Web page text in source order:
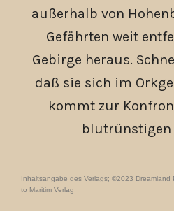
außerhalb von
Gefährten weit
Gebirge heraus.
daß sie sich im
kommt zur
blutrünstigen
Inhaltsangabe des Verlags; ©2023 Dreamland
to Maritim Verlag